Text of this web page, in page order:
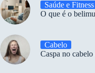
Saúde e Fitness
O que é o
Cabelo
Caspa no